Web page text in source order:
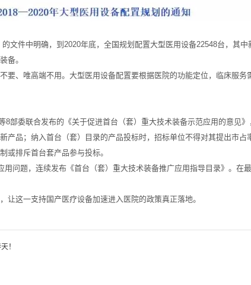
文件中明确，到2020年底，全国规划配置大型医用设备22548台，其
备。
要、唯高端不用。大型医用设备配置要根据医院的功能定位，临床服
部委联合发布的《关于促进首台（套）重大技术装备示范应用的意见》
产品；纳入首台（套）目录的产品投标时，招标单位不得对其提出市
或排斥首台套产品参与投标。
用问题，连续发布《首台（套）重大技术装备推广应用指导目录》。在
让这一支持国产医疗设备加速进入医院的政策真正落地。
！